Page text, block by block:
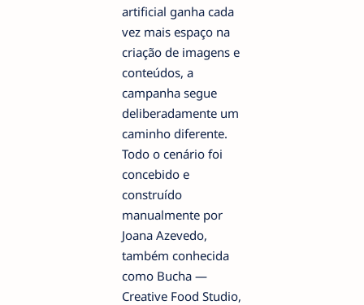
artificial ganha cada
vez mais espaço na
criação de imagens e
conteúdos, a
campanha segue
deliberadamente um
caminho diferente.
Todo o cenário foi
concebido e
construído
manualmente por
Joana Azevedo,
também conhecida
como Bucha —
Creative Food Studio,